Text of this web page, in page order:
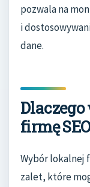
pozwala na
i
dane.
firmę
Wybór lokalnej
zalet, które